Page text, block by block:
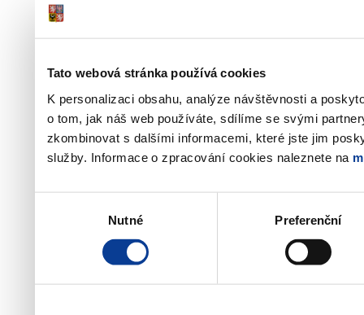
Tato webová stránka používá cookies
K personalizaci obsahu, analýze návštěvnosti a
o tom, jak náš web používáte, sdílíme se svými
zkombinovat s dalšími informacemi, které jste jim
služby. Informace o zpracování cookies naleznete na
Nutné Preferenční